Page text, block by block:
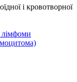
і кровотворної
лімфоми